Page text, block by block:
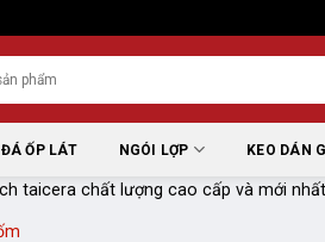
ĐÁ ỐP LÁT NGÓI LỢP KEO DÁN
taicera chất lượng cao cấp và mới